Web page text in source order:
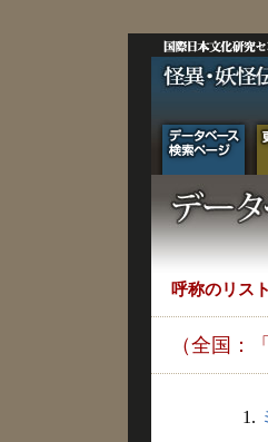
呼称のリス
（全国：
1.